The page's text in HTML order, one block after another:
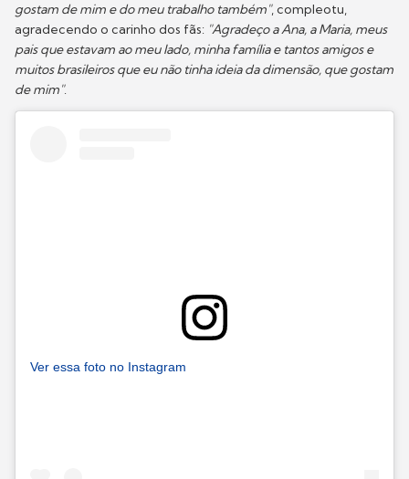
gostam de mim e do meu trabalho também", compleotu,
agradecendo o carinho dos fãs: "Agradeço a Ana, a Maria, meus
pais que estavam ao meu lado, minha família e tantos amigos e
muitos brasileiros que eu não tinha ideia da dimensão, que gostam
de mim".
Ver essa foto no Instagram